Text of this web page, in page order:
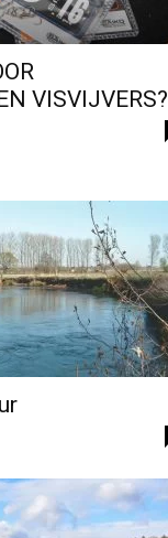
VISVIJVERS?